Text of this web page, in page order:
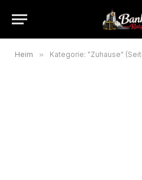
Heim » Kategorie: "Zuhause"